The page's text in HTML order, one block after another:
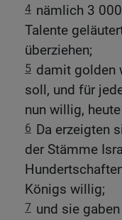
4 nämlich 3
Talente
überziehen;
5 damit golden
soll, und für
nun willig,
6 Da erzeigten
der Stämme
Königs willig;
7 und sie